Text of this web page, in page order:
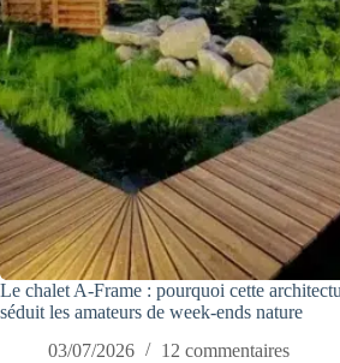
Le chalet A-Frame : pourquoi cette
séduit les amateurs de week-ends nature
03/07/2026
12 commentaires